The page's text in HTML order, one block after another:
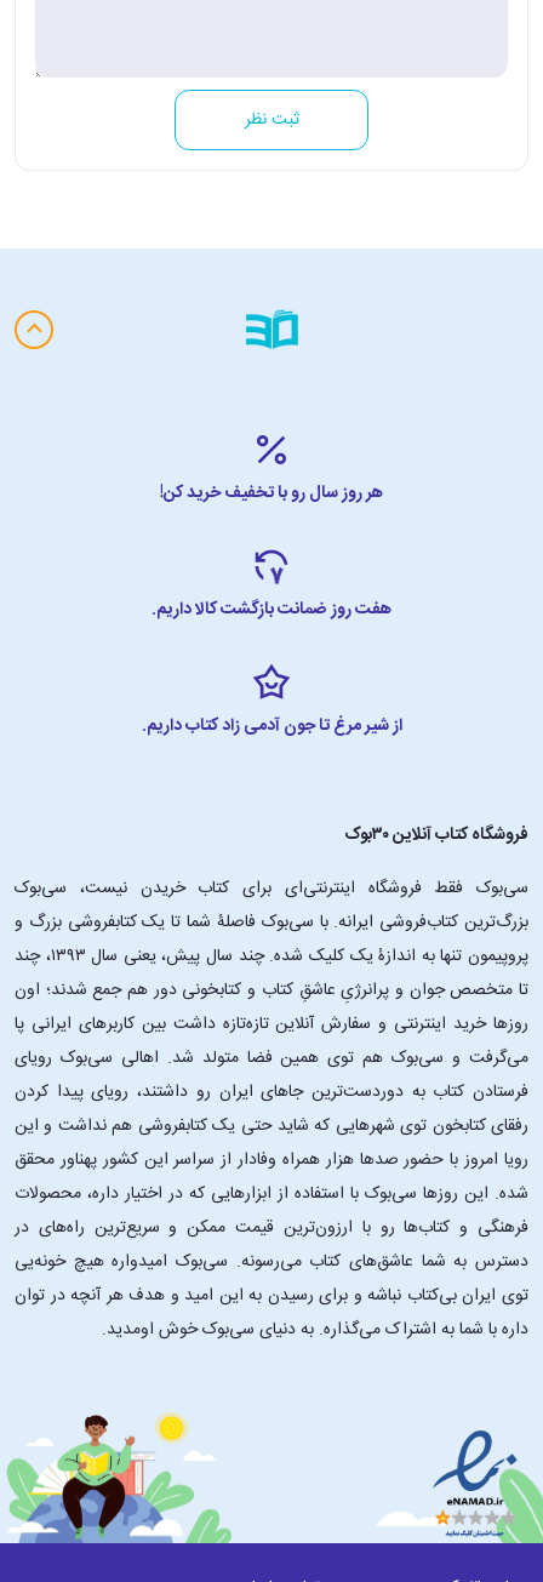
ثبت نظر
هر روز سال رو با تخفیف خرید کن!
هفت روز ضمانت بازگشت کالا داریم.
از شیر مرغ تا جون آدمی زاد کتاب داریم.
فروشگاه کتاب آنلاین ۳۰بوک
سی‌بوک فقط فروشگاه اینترنتی‌ای برای کتاب خریدن نیست، سی‌بوک
بزرگ‌ترین کتاب‌فروشی ایرانه. با سی‌بوک فاصلۀ شما تا یک کتابفروشی بزرگ و
پروپیمون تنها به اندازۀ یک کلیک شده. چند سال پیش، یعنی سال ۱۳۹۳، چند
تا متخصص جوان و پرانرژیِ عاشقِ کتاب و کتابخونی دور هم جمع شدند؛ اون‌
روزها خرید اینترنتی و سفارش آنلاین تازه‌تازه داشت بین کاربرهای ایرانی پا
می‌گرفت و سی‌بوک هم توی همین فضا متولد شد. اهالی سی‌بوک رویای
فرستادن کتاب به دوردست‌ترین جاهای ایران رو داشتند، رویای پیدا کردن
رفقای کتابخون توی شهرهایی که شاید حتی یک کتابفروشی هم نداشت و این
رویا امروز با حضور صدها هزار همراه وفادار از سراسر این کشور پهناور محقق
شده. این ‌روزها سی‌بوک با استفاده از ابزارهایی که در اختیار داره، محصولات
فرهنگی و کتاب‌ها رو با ارزون‌ترین قیمت ممکن و سریع‌ترین راه‌های در
دسترس به شما عاشق‌های کتاب می‌رسونه. سی‌بوک امیدواره هیچ خونه‌یی
توی ایران بی‌کتاب نباشه و برای رسیدن به این امید و هدف هر آنچه در توان
داره با شما به اشتراک می‌گذاره. به دنیای سی‌بوک خوش اومدید.